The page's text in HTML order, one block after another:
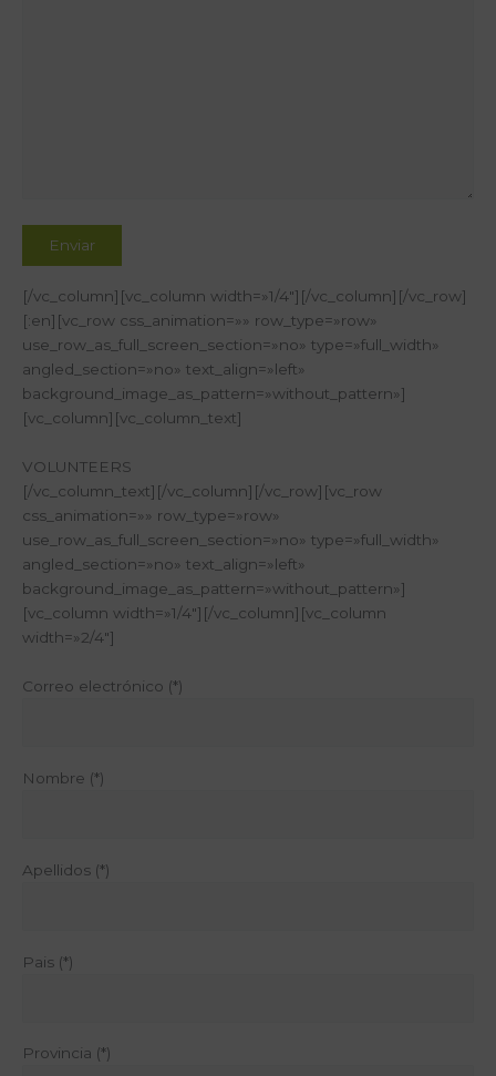
[/vc_column][vc_column width=»1/4″][/vc_column][/vc_row]
[:en][vc_row css_animation=»» row_type=»row»
use_row_as_full_screen_section=»no» type=»full_width»
angled_section=»no» text_align=»left»
background_image_as_pattern=»without_pattern»]
[vc_column][vc_column_text]
VOLUNTEERS
[/vc_column_text][/vc_column][/vc_row][vc_row
css_animation=»» row_type=»row»
use_row_as_full_screen_section=»no» type=»full_width»
angled_section=»no» text_align=»left»
background_image_as_pattern=»without_pattern»]
[vc_column width=»1/4″][/vc_column][vc_column
width=»2/4″]
Correo electrónico (*)
Nombre (*)
Apellidos (*)
Pais (*)
Provincia (*)